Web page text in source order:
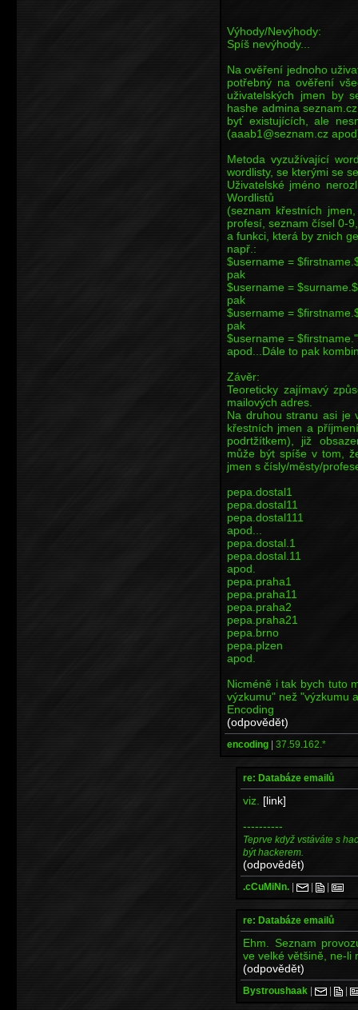
Výhody/Nevýhody:
Spíš nevýhody...
Na ověření jednoho
potřebný na ověření
uživatelských jmen by
hashe admina
byť existujících, ale
(aaab1@seznam.cz
Metoda vyzužívající
wordlisty, se kterými se
Uživatelské jméno
Wordlistů
(seznam křestních
profesí, seznam čísel 0-
a funkci, která by znich
např.:
$username =
pak
$username =
pak
$username =
pak
$username =
apod...Dále to pak
Závěr:
Teoreticky zajímavý
mailových adres.
Na druhou stranu asi je
křestních jmen a
podrtžítkem), již
může být spíše v tom,
jmen s čísly/městy/
pepa.dostal1
pepa.dostal11
pepa.dostal111
apod...
pepa.dostal.1
pepa.dostal.11
apod.
pepa.praha1
pepa.praha11
pepa.praha2
pepa.praha21
pepa.brno
pepa.plzen
apod.
Nicméně i tak bych tuto
výzkumu" než "výzkumu
Encoding
(odpovědět)
encoding | 37.59.162.*
re: Databáze emailů
viz. [link]
----------
Teprve když vstáváte s
být hackerem.
(odpovědět)
.cCuMiNn. | | |
re: Databáze emailů
Ehm. Seznam
ve velké většině, ne-li
(odpovědět)
Bystroushaak | | |